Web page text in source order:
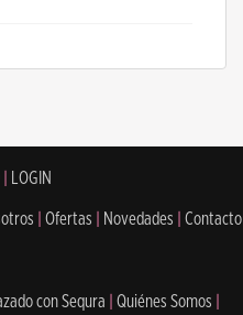
| LOGIN
Ofertas Novedades
Contacto
con Sequra Quiénes Somos